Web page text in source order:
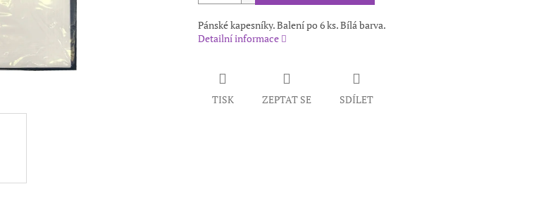
Pánské kapesníky. Balení po 6 ks. Bílá barva.
Detailní informace
TISK ZEPTAT SE SDÍLET